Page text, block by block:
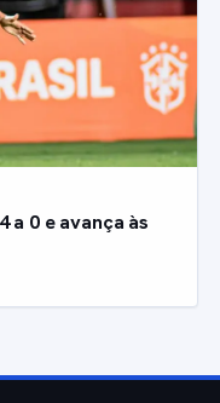
0 e avança às